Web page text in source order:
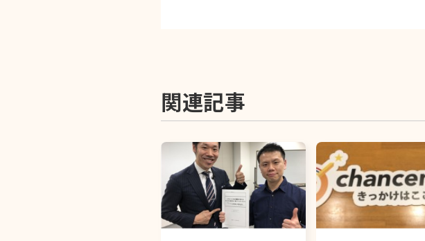
関連記事